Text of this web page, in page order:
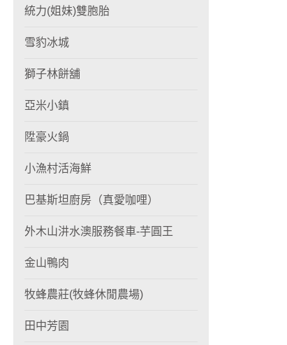
統力(姐妹)雙胞胎
雪豹冰城
獅子林餅舖
亞米小鎮
陞豪火鍋
小漁村活海鮮
巴基斯坦廚房（真愛咖哩）
外木山汫水澳服務餐車-芋圓王
金山鴨肉
牧蜂農莊(牧蜂休閒農場)
田中芳園